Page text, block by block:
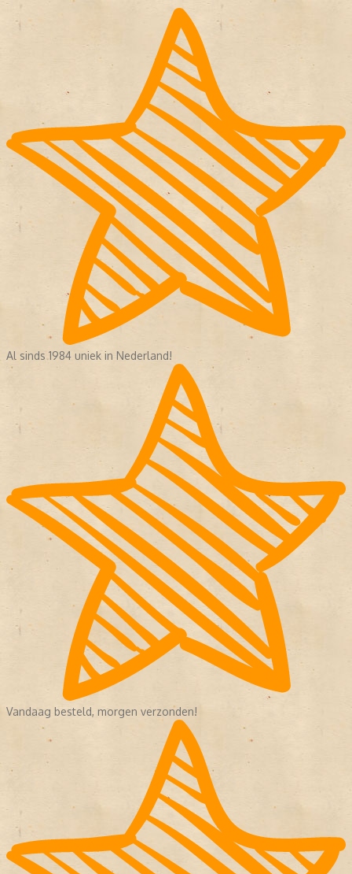
Al sinds 1984 uniek in Nederland!
Vandaag besteld, morgen verzonden!